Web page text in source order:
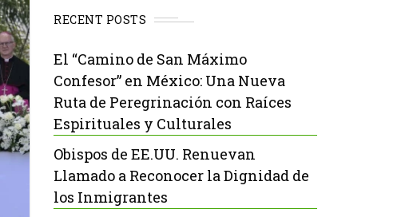
RECENT POSTS
El “Camino de San Máximo
Confesor” en México: Una Nueva
Ruta de Peregrinación con Raíces
Espirituales y Culturales
Obispos de EE.UU. Renuevan
Llamado a Reconocer la Dignidad de
los Inmigrantes